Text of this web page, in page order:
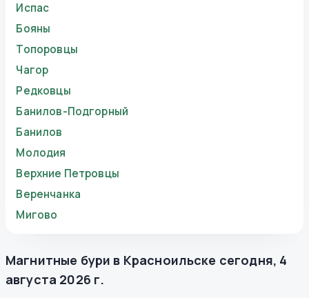
Испас
Бояны
Топоровцы
Чагор
Редковцы
Банилов-Подгорный
Банилов
Молодия
Верхние Петровцы
Веренчанка
Мигово
Магнитные бури в Красноильске сегодня, 4
августа 2026 г.